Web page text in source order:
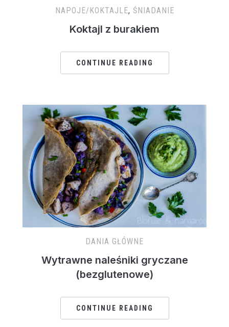
NAPOJE/KOKTAJLE, ŚNIADANIE
Koktajl z burakiem
CONTINUE READING
DANIA GŁÓWNE
Wytrawne naleśniki gryczane
(bezglutenowe)
CONTINUE READING